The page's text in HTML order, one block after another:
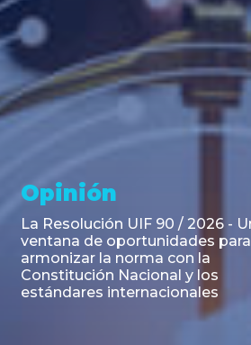
Asesoramiento y
Transacciones
Emisión de Obligaciones
Negociables Clase E de Central
Puerto S.A. por un Valor Nominal
de U$S 98.897.303